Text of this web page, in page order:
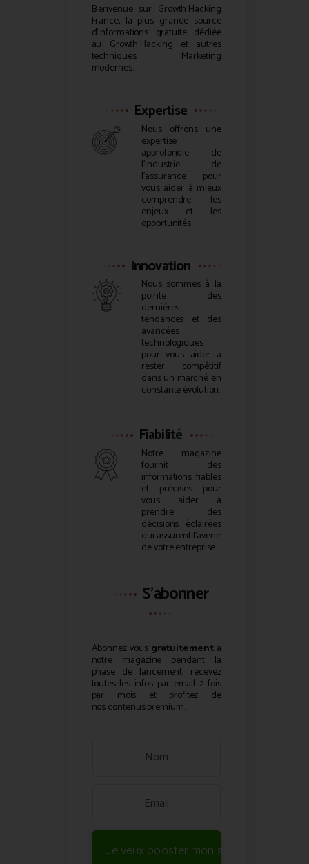
Bienvenue sur Growth Hacking
France, la plus grande source
d’informations gratuite dédiée
au Growth Hacking et autres
techniques Marketing
modernes.
Expertise
Nous offrons une
expertise
approfondie de
l’industrie de
l’assurance pour
vous aider à mieux
comprendre les
enjeux et les
opportunités.
Innovation
Nous sommes à la
pointe des
dernières
tendances et des
avancées
technologiques
pour vous aider à
rester compétitif
dans un marché en
constante évolution.
Fiabilité
Notre magazine
fournit des
informations fiables
et précises pour
vous aider à
prendre des
décisions éclairées
qui assurent l’avenir
de votre entreprise.
S'abonner
Abonnez vous gratuitementà
notre magazine pendant la
phase de lancement, recevez
toutes les infos par email 2 fois
par mois et profitez de
noscontenus premium.
Je veux booster mon site !